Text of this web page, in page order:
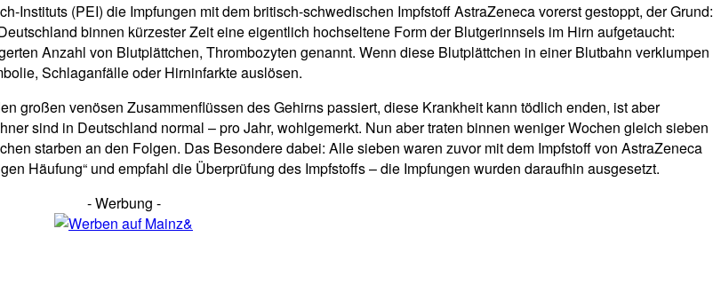
Instituts (PEI) die Impfungen mit dem britisch-schwedischen Impfstoff AstraZeneca vorerst gestoppt, der Grund:
binnen kürzester Zeit eine eigentlich hochseltene Form der Blutgerinnsels im Hirn aufgetaucht:
Anzahl von Blutplättchen, Thrombozyten genannt. Wenn diese Blutplättchen in einer Blutbahn verklumpen
Schlaganfälle oder Hirninfarkte auslösen.
großen venösen Zusammenflüssen des Gehirns passiert, diese Krankheit kann tödlich enden, ist aber
sind in Deutschland normal – pro Jahr, wohlgemerkt. Nun aber traten binnen weniger Wochen gleich sieben
starben an den Folgen. Das Besondere dabei: Alle sieben waren zuvor mit dem Impfstoff von AstraZeneca
Häufung“ und empfahl die Überprüfung des Impfstoffs – die Impfungen wurden daraufhin ausgesetzt.
- Werbung -